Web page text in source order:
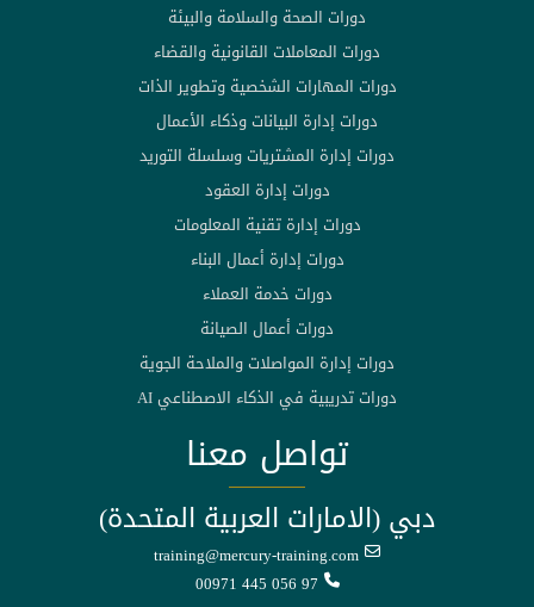
دورات الصحة والسلامة والبيئة
دورات المعاملات القانونية والقضاء
دورات المهارات الشخصية وتطوير الذات
دورات إدارة البيانات وذكاء الأعمال
دورات إدارة المشتريات وسلسلة التوريد
دورات إدارة العقود
دورات إدارة تقنية المعلومات
دورات إدارة أعمال البناء
دورات خدمة العملاء
دورات أعمال الصيانة
دورات إدارة المواصلات والملاحة الجوية
دورات تدريبية في الذكاء الاصطناعي AI
تواصل معنا
دبي (الامارات العربية المتحدة)
training@mercury-training.com
00971 445 056 97